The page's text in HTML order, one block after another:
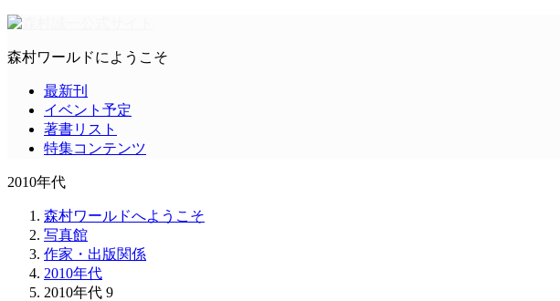
森村ワールドにようこそ
最新刊
イベント予定
著書リスト
特集コンテンツ
2010年代
森村ワールドへようこそ
写真館
作家・出版関係
2010年代
2010年代 9